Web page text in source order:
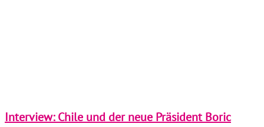
Interview: Chile und der neue Präsident Boric